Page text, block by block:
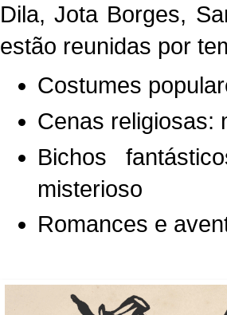
Dila, Jota Borges,
estão reunidas por
Costumes
Cenas religiosas:
Bichos
misterioso
Romances e